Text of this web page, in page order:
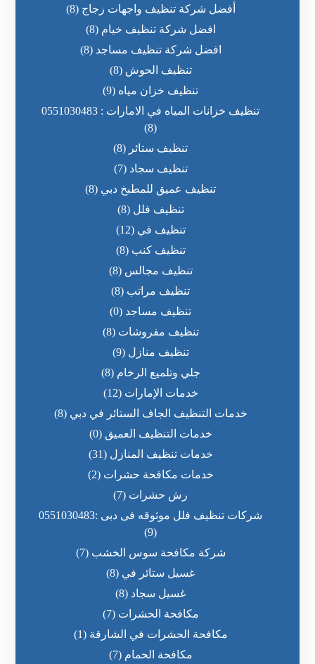
أفضل شركة تنظيف واجهات زجاج (8)
افضل شركة تنظيف خيام (8)
افضل شركة تنظيف مساجد (8)
تنظيف الحوش (8)
تنظيف خزان مياه (9)
تنظيف خزانات المياه في الامارات : 0551030483
(8)
تنظيف ستائر (8)
تنظيف سجاد (7)
تنظيف عميق للمطبخ دبي (8)
تنظيف فلل (8)
تنظيف في (12)
تنظيف كنب (8)
تنظيف مجالس (8)
تنظيف مراتب (8)
تنظيف مساجد (0)
تنظيف مفروشات (8)
تنظيف منازل (9)
جلي وتلميع الرخام (8)
خدمات الإمارات (12)
خدمات التنظيف الجاف الستائر في دبي (8)
خدمات التنظيف العميق (0)
خدمات تنظيف المنازل (31)
خدمات مكافحة حشرات (2)
رش حشرات (7)
شركات تنظيف فلل موثوقه فى دبى :0551030483
(9)
شركة مكافحة سوس الخشب (7)
غسيل ستائر في (8)
غسيل سجاد (8)
مكافحة الحشرات (7)
مكافحة الحشرات في الشارقة (1)
مكافحة الحمام (7)